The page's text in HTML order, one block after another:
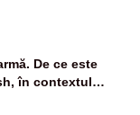
De ce este
în contextul